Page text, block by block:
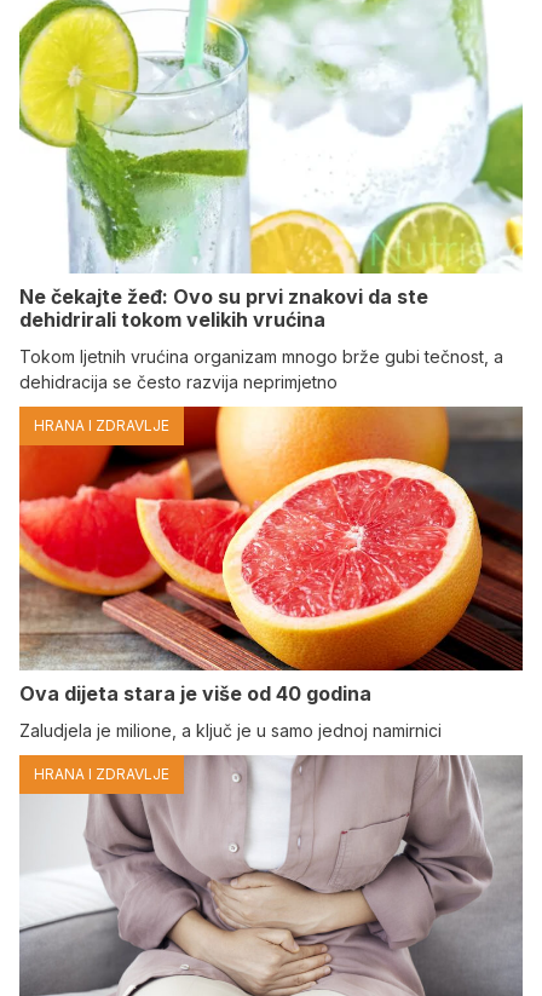
Ne čekajte žeđ: Ovo su prvi znakovi da ste
dehidrirali tokom velikih vrućina
Tokom ljetnih vrućina organizam mnogo brže gubi tečnost, a
dehidracija se često razvija neprimjetno
HRANA I ZDRAVLJE
Ova dijeta stara je više od 40 godina
Zaludjela je milione, a ključ je u samo jednoj namirnici
HRANA I ZDRAVLJE